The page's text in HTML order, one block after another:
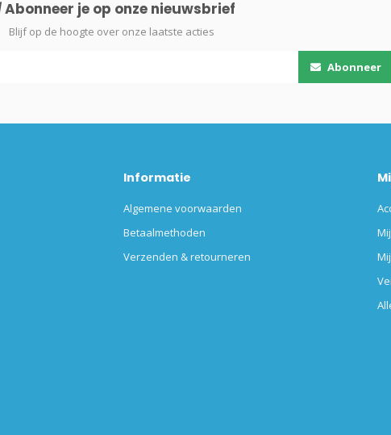
Abonneer je op onze nieuwsbrief
Blijf op de hoogte over onze laatste acties
Abonneer
Informatie
Algemene voorwaarden
Betaalmethoden
Verzenden & retourneren